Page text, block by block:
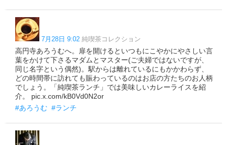
7月28日 9:02 純喫茶コレクション
高円寺あろうむへ。扉を開けるといつもにこやかにやさしい言
葉をかけて下さるマダムとマスター(ご夫婦ではないですが、
同じ名字という偶然)。駅からは離れているにもかかわらず、
どの時間帯に訪れても賑わっているのはお店の方たちのお人柄
でしょう。「純喫茶ランチ」では美味しいカレーライスを紹
介。 pic.x.com/kB0Vd0N2or
#あろうむ #ランチ